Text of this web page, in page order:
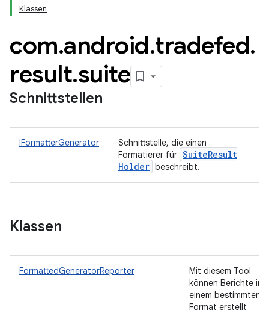
Klassen
com.android.tradefed.
result.suite
Schnittstellen
IFormatterGenerator
Schnittstelle, die einen
Formatierer für SuiteResult
Holder beschreibt.
Klassen
FormattedGeneratorReporter
Mit diesem Tool
können Berichte in
einem bestimmten
Format erstellt